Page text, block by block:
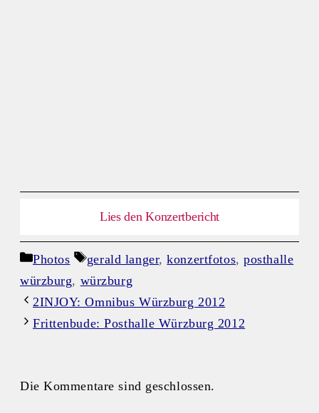
Lies den Konzertbericht
Kategorien
Photos Schlagwörter
gerald langer,konzertfotos,posthalle
würzburg, würzburg
2INJOY: Omnibus Würzburg 2012
Frittenbude: Posthalle Würzburg 2012
Die Kommentare sind geschlossen.